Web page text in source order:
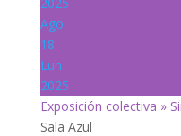
Ago
18
Lun
2025
Exposición colectiva »
Sala Azul